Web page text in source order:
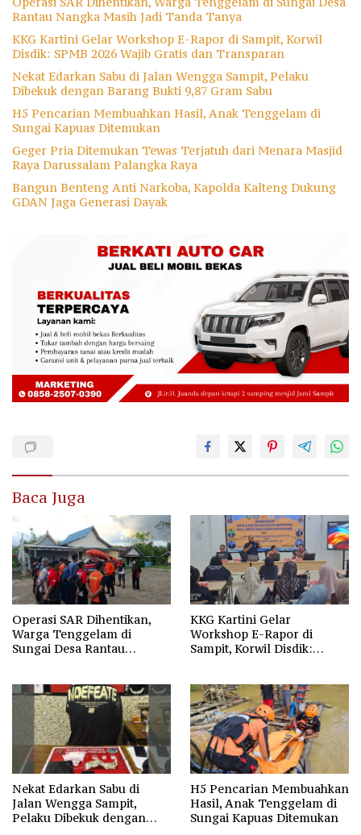
Rantau Nangka Masih Jadi Tanda Tanya
KKG Kartini Gelar Workshop E-Rapor di Sampit, Korwil
Disdik: SPMB 2026 Wajib Gratis dan Transparan
Nekat Edarkan Sabu di Jalan Wengga Sampit, Pelaku
Dibekuk dengan Barang Bukti 9,87 Gram Sabu
H5 Pencarian Membuahkan Hasil, Anak Tenggelam di
Sungai Kapuas Ditemukan
Geger Pria Ditemukan Tewas Terjatuh dari Menara Masjid
Raya Darussalam Palangka Raya
Bangun Benteng Anti Narkoba, Kapolda Kalteng Dukung
GDAN Jaga Generasi Dayak
Baca Juga
Operasi SAR Dihentikan,
Warga Tenggelam di
Sungai Desa Rantau
KKG Kartini Gelar
Workshop E-Rapor di
Sampit, Korwil Disdik:
Nekat Edarkan Sabu di
Jalan Wengga Sampit,
Pelaku Dibekuk dengan
H5 Pencarian Membuahkan
Hasil, Anak Tenggelam di
Sungai Kapuas Ditemukan